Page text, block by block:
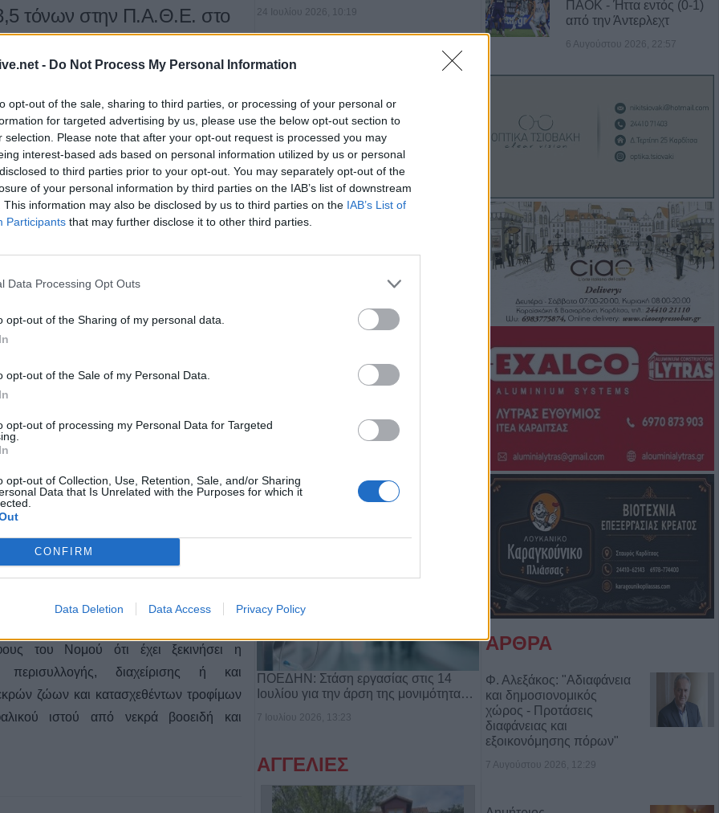
- Do Not Process My Personal Information
opt-out of the sale, sharing to third parties, or processing of your personal or
for targeted advertising by us, please use the below opt-out section to
selection. Please note that after your opt-out request is processed you may
interest-based ads based on personal information utilized by us or personal
to third parties prior to your opt-out. You may separately opt-out of the
of your personal information by third parties on the IAB’s list of downstream
This information may also be disclosed by us to third parties on the IAB’s List of
Participants that may further disclose it to other third parties.
Data Processing Opt Outs
opt-out of the Sharing of my personal data.
opt-out of the Sale of my Personal Data.
opt-out of processing my Personal Data for Targeted
opt-out of Collection, Use, Retention, Sale, and/or Sharing
Data that Is Unrelated with the Purposes for which it
CONFIRM
Data Deletion Data Access Privacy Policy
τόνων στην Π.Α.Θ.Ε. στο
Αστυνομική Διεύθυνση Θεσσαλίας
δυσμενών καιρικών συνθηκών, από την
απαγορεύεται η κυκλοφορία όλων
βάρους άνω των 3,5 τόνων,
ρεύμα κυκλοφορίας προς Αθήνα:
αγώνα κυπέλλου
των χιονοπτώσεων στην
του αγώνα ανάμεσα σε Καρδίτσα και
του Κυπέλλου, που είναι
(17:00).
Π.Ε. Καρδίτσας: Πρόγραμμα
Περιφερειακής Ενότητας Καρδίτσας
του Νομού ότι έχει ξεκινήσει η
περισυλλογής, διαχείρισης ή και
ζώων και κατασχεθέντων τροφίμων
ιστού από νεκρά βοοειδή και
24 Ιουλίου 2026, 10:19
Υγεία: Ο θόρυβος των δρόμων αυξάνει
τον κίνδυνο εμφάνισης Πάρκινσ…
Αργιθέ…
ΠΟΕΔΗΝ: Στάση εργασίας στις 14
Ιουλίου για την άρση της μονιμότητα…
7 Ιουλίου 2026, 13:23
ΑΓΓΕΛΙΕΣ
ΠΑΟΚ - Ήττα εντός (0-1)
από την Άντερλεχτ
6 Αυγούστου 2026, 22:57
ΑΡΘΡΑ
Φ. Αλεξάκος: "Αδιαφάνεια
και δημοσιονομικός
χώρος - Προτάσεις
διαφάνειας και
εξοικονόμησης πόρων"
7 Αυγούστου 2026, 12:29